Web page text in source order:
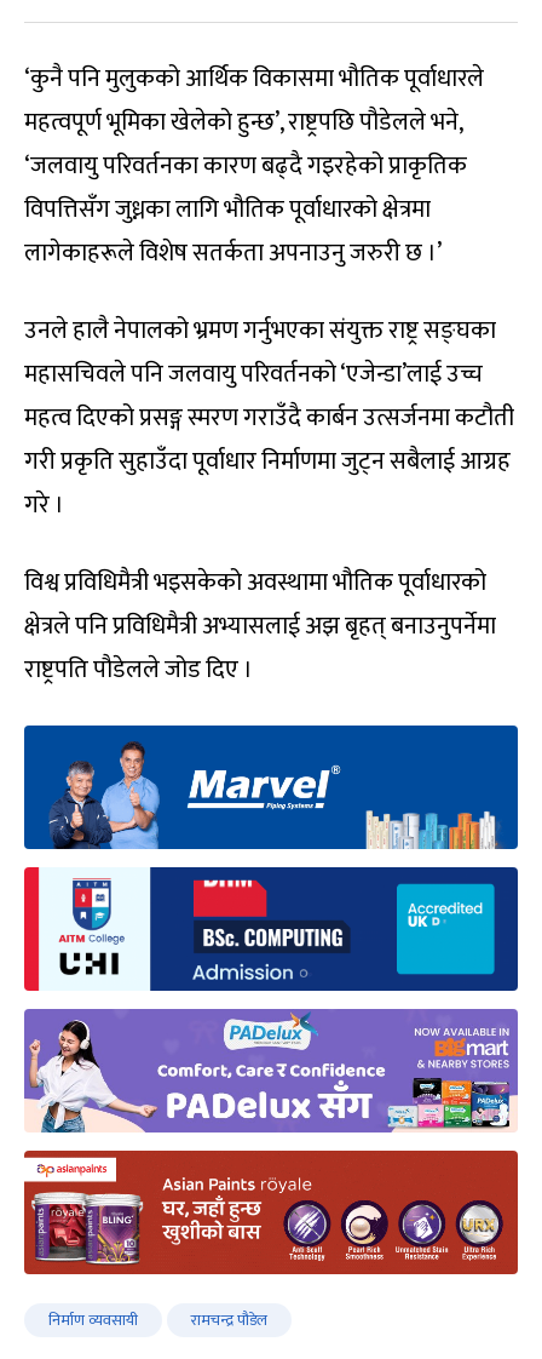
‘कुनै पनि मुलुकको आर्थिक विकासमा भौतिक पूर्वाधारले
महत्वपूर्ण भूमिका खेलेको हुन्छ’, राष्ट्रपछि पौडेलले भने,
‘जलवायु परिवर्तनका कारण बढ्दै गइरहेको प्राकृतिक
विपत्तिसँग जुध्नका लागि भौतिक पूर्वाधारको क्षेत्रमा
लागेकाहरूले विशेष सतर्कता अपनाउनु जरुरी छ ।’
उनले हालै नेपालको भ्रमण गर्नुभएका संयुक्त राष्ट्र सङ्घका
महासचिवले पनि जलवायु परिवर्तनको ‘एजेन्डा’लाई उच्च
महत्व दिएको प्रसङ्ग स्मरण गराउँदै कार्बन उत्सर्जनमा कटौती
गरी प्रकृति सुहाउँदा पूर्वाधार निर्माणमा जुट्न सबैलाई आग्रह
गरे ।
विश्व प्रविधिमैत्री भइसकेको अवस्थामा भौतिक पूर्वाधारको
क्षेत्रले पनि प्रविधिमैत्री अभ्यासलाई अझ बृहत् बनाउनुपर्नेमा
राष्ट्रपति पौडेलले जोड दिए ।
निर्माण व्यवसायी रामचन्द्र पौडेल